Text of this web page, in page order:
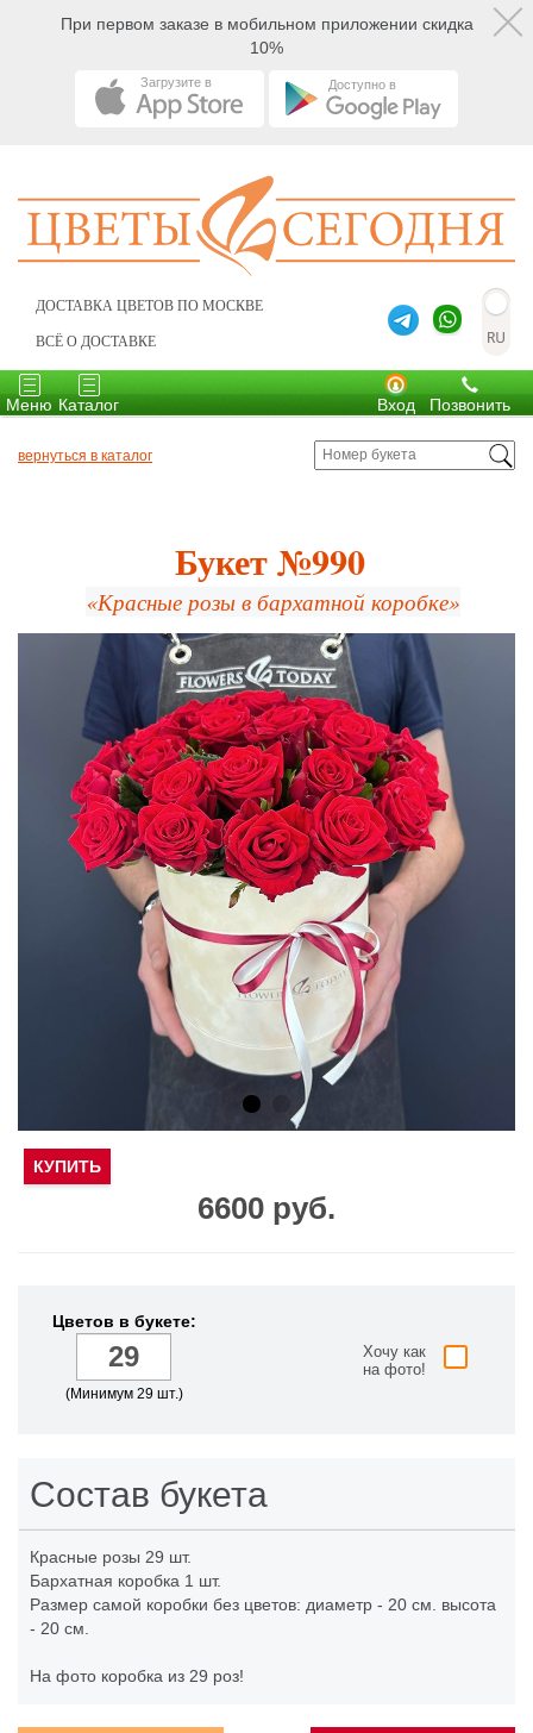
При первом заказе в мобильном приложении скидка
10%
Загрузите в Доступно в
ДОСТАВКА ЦВЕТОВ ПО МОСКВЕ
ВСЁ О ДОСТАВКЕ
Toggle
navigation
Меню
Toggle
navigation
Каталог Позвонить
Вход
вернуться в каталог
Букет №990
«Красные розы в бархатной коробке»
6600 руб.
КУПИТЬ
Цветов в букете:
(Минимум 29 шт.)
Хочу как
на фото!
Состав букета
Красные розы 29 шт.
Бархатная коробка 1 шт.
Размер самой коробки без цветов: диаметр - 20 см. высота
- 20 см.
На фото коробка из 29 роз!